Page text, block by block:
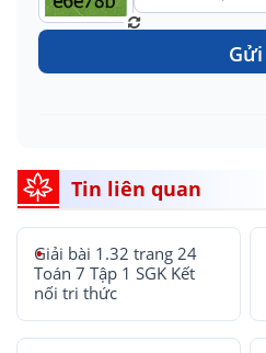
Gửi
Tin liên quan
Giải bài 1.32 trang 24
Toán 7 Tập 1 SGK Kết
nối tri thức